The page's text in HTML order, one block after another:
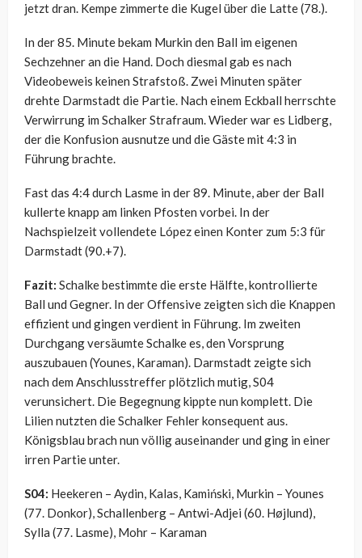
jetzt dran. Kempe zimmerte die Kugel über die Latte (78.).
In der 85. Minute bekam Murkin den Ball im eigenen
Sechzehner an die Hand. Doch diesmal gab es nach
Videobeweis keinen Strafstoß. Zwei Minuten später
drehte Darmstadt die Partie. Nach einem Eckball herrschte
Verwirrung im Schalker Strafraum. Wieder war es Lidberg,
der die Konfusion ausnutze und die Gäste mit 4:3 in
Führung brachte.
Fast das 4:4 durch Lasme in der 89. Minute, aber der Ball
kullerte knapp am linken Pfosten vorbei. In der
Nachspielzeit vollendete López einen Konter zum 5:3 für
Darmstadt (90.+7).
Fazit: Schalke bestimmte die erste Hälfte, kontrollierte
Ball und Gegner. In der Offensive zeigten sich die Knappen
effizient und gingen verdient in Führung. Im zweiten
Durchgang versäumte Schalke es, den Vorsprung
auszubauen (Younes, Karaman). Darmstadt zeigte sich
nach dem Anschlusstreffer plötzlich mutig, S04
verunsichert. Die Begegnung kippte nun komplett. Die
Lilien nutzten die Schalker Fehler konsequent aus.
Königsblau brach nun völlig auseinander und ging in einer
irren Partie unter.
S04: Heekeren – Aydin, Kalas, Kamiński, Murkin – Younes
(77. Donkor), Schallenberg – Antwi-Adjei (60. Højlund),
Sylla (77. Lasme), Mohr – Karaman